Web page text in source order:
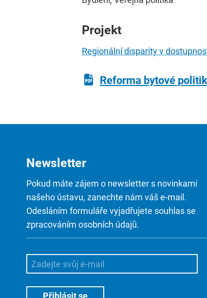
Projekt
Regionální disparity v
Reforma bytové
Newsletter
Pokud máte zájem o newsletter s novinkami
našeho ústavu, zanechte nám váš e-mail.
Odesláním formuláře vyjadřujete souhlas se
zpracováním osobních údajů.